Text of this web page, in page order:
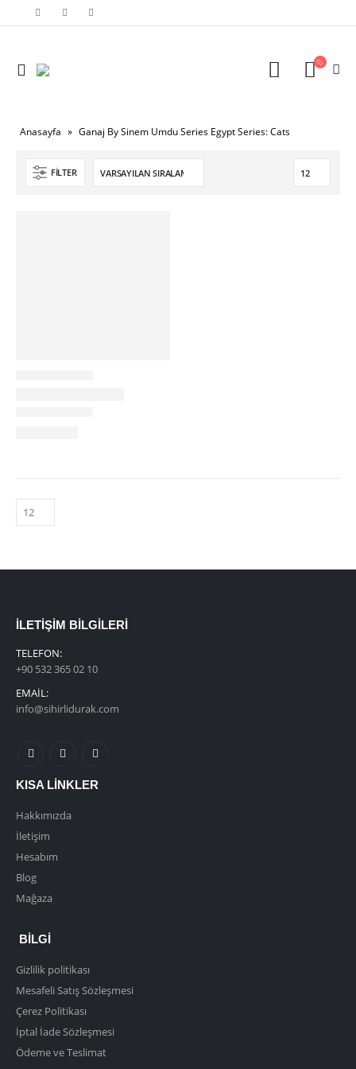
Anasayfa » Ganaj By Sinem Umdu Series Egypt Series: Cats
FILTER
İLETIŞIM BILGILERI
TELEFON:
+90 532 365 02 10
EMAIL:
info@sihirlidurak.com
KISA LINKLER
Hakkımızda
İletişim
Hesabım
Blog
Mağaza
BILGI
Gizlilik politikası
Mesafeli Satış Sözleşmesi
Çerez Politikası
İptal İade Sözleşmesi
Ödeme ve Teslimat